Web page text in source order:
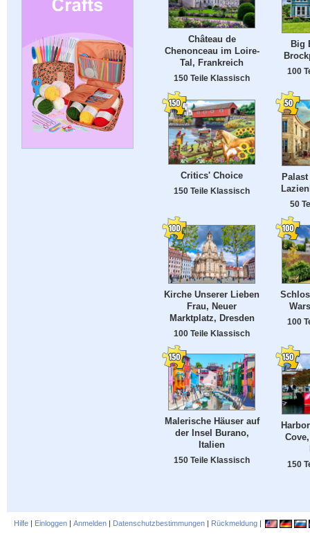
Château de
Chenonceau im Loire-
Tal, Frankreich
150 Teile Klassisch
Big
100
Critics' Choice
150 Teile Klassisch
50
Kirche Unserer Lieben
Frau, Neuer
Marktplatz, Dresden
100 Teile Klassisch
100
Malerische Häuser auf
der Insel Burano,
Italien
150 Teile Klassisch
150
Hilfe | Einloggen | Anmelden | Datenschutzbestimmungen | Rückmeldung |